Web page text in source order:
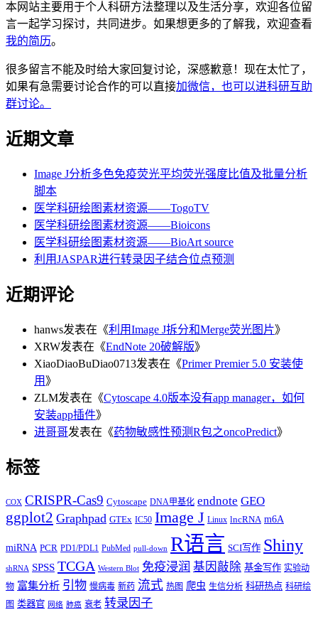
本网站主要用于个人科研方法整理以及生活分享，欢迎各位留
言一起学习探讨，共同进步。如果想更多的了解我，欢迎查看
我的简历。
很多留言不能及时给大家回复讨论，深感歉意！现在太忙了，
如果有急需要讨论合作的可以直接加微信，也可以进科研互助
群讨论。
近期文章
Image J分析多色免疫荧光平均荧光强度比值及批量分析
脚本
医学科研绘图素材资源——TogoTV
医学科研绘图素材资源——Bioicons
医学科研绘图素材资源——BioArt source
利用JASPAR进行转录因子结合位点预测
近期评论
hanws发表在《利用Image J拆分和Merge荧光图片》
XRW发表在《EndNote 20破解版》
XiaoDiaoBuDiao0713发表在《Primer Premier 5.0 安装使
用 》
ZLM发表在《Cytoscape 4.0版本没有app manager，如何
安装app插件》
进哥哥发表在《药物敏感性预测R包之oncoPredict》
标签
COX CRISPR-Cas9 Cytoscape DNA甲基化 endnote GEO
ggplot2 Graphpad GTEx IC50 Image J Linux lncRNA m6A
miRNA PCR PD1/PDL1 PubMed pull-down R语言 SCI写作 Shiny
shRNA SPSS TCGA Western Blot 免疫浸润 基因敲除 基金写作 实验动
物 富集分析 引物 慢病毒 新药 流式 热图 爬虫 生信分析 科研热点 科研绘
图 类器官 网络 肺癌 衰老 转录因子